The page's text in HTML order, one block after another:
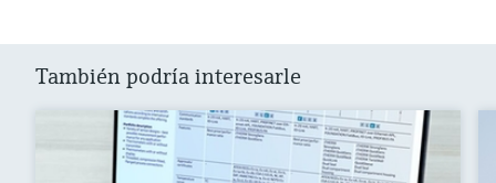
También podría interesarle